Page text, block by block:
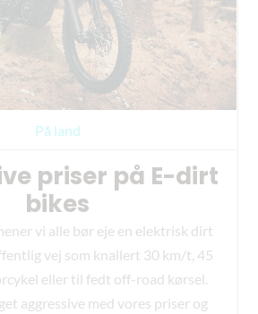
priser på E-dirt
bikes
På land
vi alle bør eje en elektrisk dirt
vej som knallert 30 km/t, 45
eller til fedt off-road kørsel.
aggressive med vores priser og